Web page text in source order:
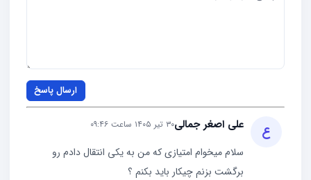
ارسال پاسخ
ع علی اصغر جمالی۳۰ تیر ۱۴۰۵ ساعت ۰۹:۴۶
سلام میخوام امتیازی که من به یکی انتقال دادم رو
برگشت بزنم چیکار باید بکنم ؟